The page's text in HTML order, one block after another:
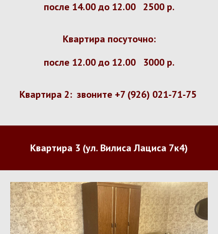
после 14.00 до 12.00 2500 р.
Квартира посуточно:
после 12.00 до 12.00 3000 р.
Квартира 2: звоните +7 (926) 021-71-75
Квартира 3 (ул. Вилиса Лациса 7к4)